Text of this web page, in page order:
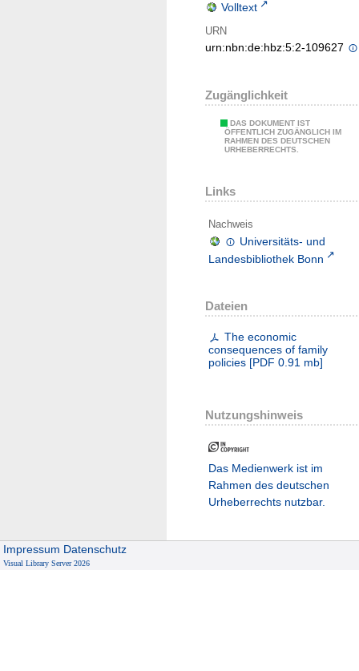
Volltext
URN
urn:nbn:de:hbz:5:2-109627
Zugänglichkeit
DAS DOKUMENT IST
ÖFFENTLICH ZUGÄNGLICH IM
RAHMEN DES DEUTSCHEN
URHEBERRECHTS.
Links
Nachweis
Universitäts- und
Landesbibliothek Bonn
Dateien
The economic
consequences of family
policies [PDF 0.91 mb]
Nutzungshinweis
Das Medienwerk ist im
Rahmen des deutschen
Urheberrechts nutzbar.
Impressum Datenschutz
Visual Library Server 2026